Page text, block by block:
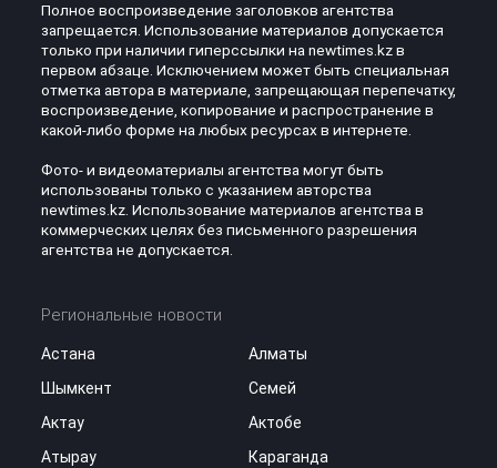
Полное воспроизведение заголовков агентства
запрещается. Использование материалов допускается
только при наличии гиперссылки на newtimes.kz в
первом абзаце. Исключением может быть специальная
отметка автора в материале, запрещающая перепечатку,
воспроизведение, копирование и распространение в
какой-либо форме на любых ресурсах в интернете.
Фото- и видеоматериалы агентства могут быть
использованы только с указанием авторства
newtimes.kz. Использование материалов агентства в
коммерческих целях без письменного разрешения
агентства не допускается.
Региональные новости
Астана
Алматы
Шымкент
Семей
Актау
Актобе
Атырау
Караганда